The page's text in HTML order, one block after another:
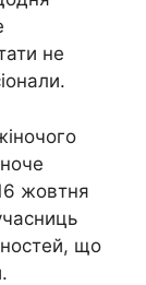
не
жовтня
що